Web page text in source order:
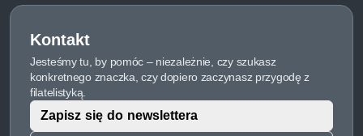
Kontakt
Jesteśmy tu, by pomóc – niezależnie, czy szukasz
konkretnego znaczka, czy dopiero zaczynasz przygodę z
filatelistyką.
Zapisz się do newslettera